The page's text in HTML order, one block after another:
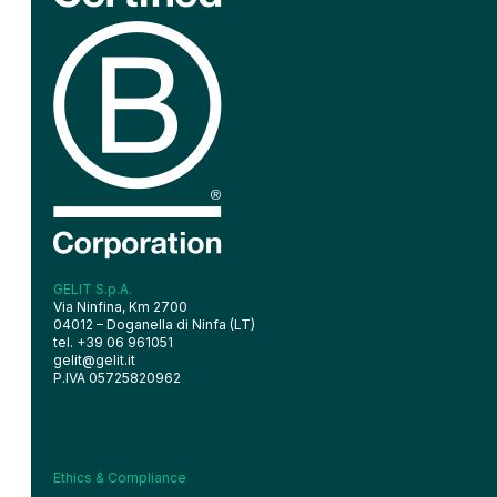
GELIT S.p.A.
Via Ninfina, Km 2700
04012 – Doganella di Ninfa (LT)
tel. +39 06 961051
gelit@gelit.it
P.IVA 05725820962
Ethics & Compliance